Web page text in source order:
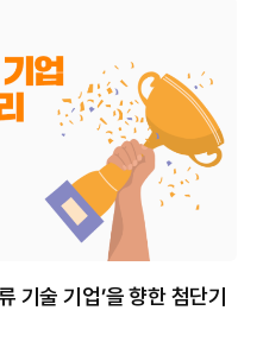
기술 기업’을 향한 첨단기